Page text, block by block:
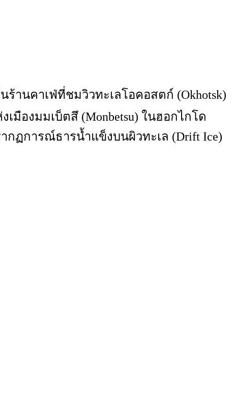
นร้านคาเฟ่ที่ชมวิวทะเลโอคอสตก์ (Okhotsk)
มืองมมเบ็ตสึ (Monbetsu) ในฮอกไกโด
กฏการณ์ธารน้ำแข็งบนผิวทะเล (Drift Ice)